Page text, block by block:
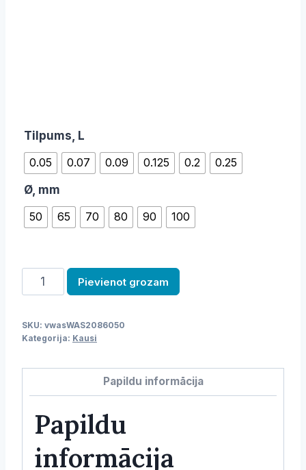
Tilpums, L
0.05
0.07 0.09 0.125 0.2
0.25
Ø, mm
50
65 70 80 90 100
Kauss
daudzums
Pievienot grozam
SKU: vwasWAS2086050
Kategorija: Kausi
Papildu informācija
Papildu
informācija